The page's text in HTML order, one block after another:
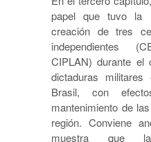
papel que tuvo la
creación de tres
independientes
CIPLAN) durante el
dictaduras
Brasil, con
mantenimiento de
región. Conviene
muestra que la